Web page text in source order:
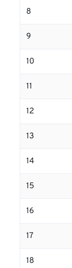
8
9
10
11
12
13
14
15
16
17
18